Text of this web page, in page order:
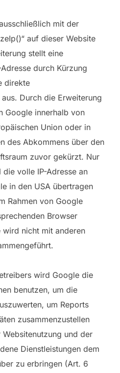
mit der
auf dieser Website
stellt eine
durch Kürzung
direkte
Durch die Erweiterung
Google innerhalb von
Union oder in
des Abkommens über den
zuvor gekürzt. Nur
volle IP-Adresse an
in den USA übertragen
Rahmen von Google
Browser
wird nicht mit anderen
wird Google die
benutzen, um die
um Reports
zusammenzustellen
und der
Dienstleistungen dem
zu erbringen (Art. 6